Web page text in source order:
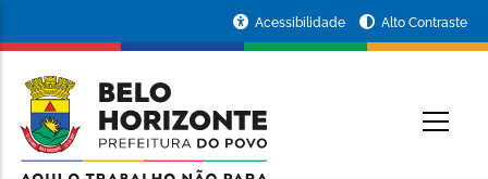
conteúdo
principal
da
Prefeitura
de
Acessibilidade Alto Contraste